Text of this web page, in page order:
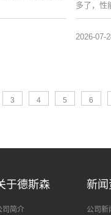
多了，性
2026-07-
3 4 5 6
于德斯森
司简介
新闻
公司新